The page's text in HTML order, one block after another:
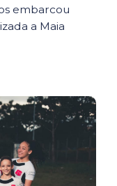
embarcou
a Maia